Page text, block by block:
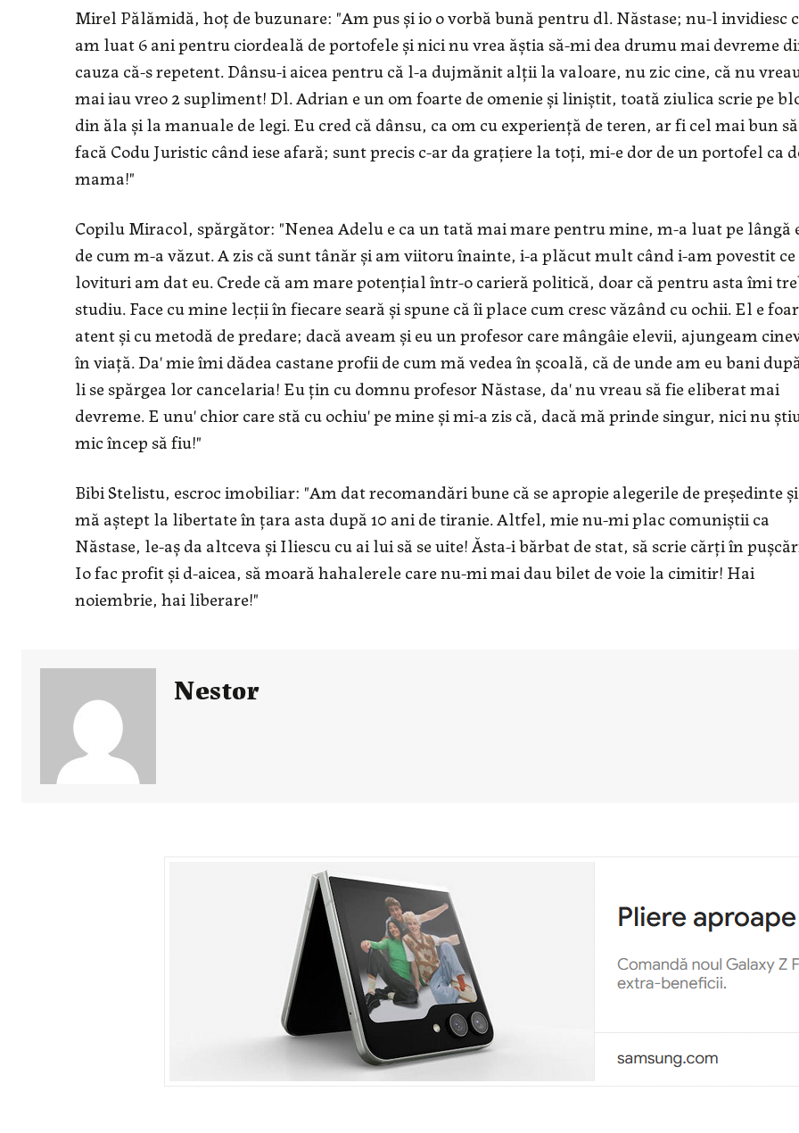
Mirel Pălămidă, hoţ de buzunare: "Am pus şi io o vorbă bună pentru dl. Năstase; nu-l invidiesc
am luat 6 ani pentru ciordeală de portofele şi nici nu vrea ăştia să-mi dea drumu mai devreme
cauza că-s repetent. Dânsu-i aicea pentru că l-a dujmănit alţii la valoare, nu zic cine, că nu
mai iau vreo 2 supliment! Dl. Adrian e un om foarte de omenie şi liniştit, toată ziulica scrie pe
din ăla şi la manuale de legi. Eu cred că dânsu, ca om cu experienţă de teren, ar fi cel mai bun să
facă Codu Juristic când iese afară; sunt precis c-ar da graţiere la toţi, mi-e dor de un portofel ca
mama!"
Copilu Miracol, spărgător: "Nenea Adelu e ca un tată mai mare pentru mine, m-a luat pe lângă
de cum m-a văzut. A zis că sunt tânăr şi am viitoru înainte, i-a plăcut mult când i-am povestit ce
lovituri am dat eu. Crede că am mare potenţial într-o carieră politică, doar că pentru asta îmi
studiu. Face cu mine lecţii în fiecare seară şi spune că îi place cum cresc văzând cu ochii. El e
atent şi cu metodă de predare; dacă aveam şi eu un profesor care mângâie elevii, ajungeam
în viaţă. Da' mie îmi dădea castane profii de cum mă vedea în şcoală, că de unde am eu bani
li se spărgea lor cancelaria! Eu ţin cu domnu profesor Năstase, da' nu vreau să fie eliberat mai
devreme. E unu' chior care stă cu ochiu' pe mine şi mi-a zis că, dacă mă prinde singur, nici nu
mic încep să fiu!"
Bibi Stelistu, escroc imobiliar: "Am dat recomandări bune că se apropie alegerile de preşedinte şi
mă aştept la libertate în ţara asta după 10 ani de tiranie. Altfel, mie nu-mi plac comuniştii ca
Năstase, le-aş da altceva şi Iliescu cu ai lui să se uite! Ăsta-i bărbat de stat, să scrie cărţi în
Io fac profit şi d-aicea, să moară hahalerele care nu-mi mai dau bilet de voie la cimitir! Hai
noiembrie, hai liberare!"
Nestor